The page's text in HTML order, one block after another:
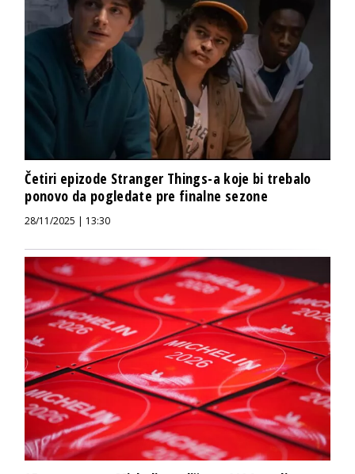
Četiri epizode Stranger Things-a koje bi trebalo
ponovo da pogledate pre finalne sezone
28/11/2025 | 13:30